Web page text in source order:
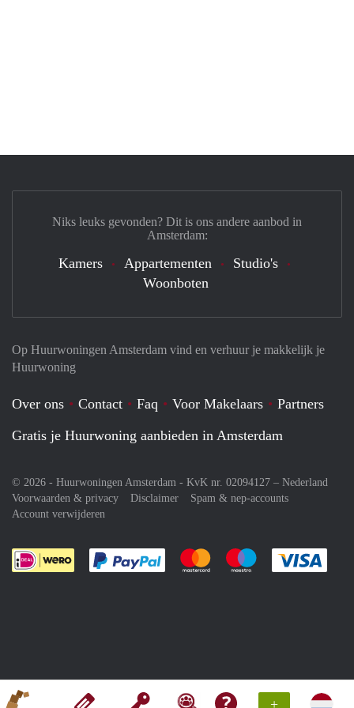
+
Op Huurwoningen Amsterdam vind en verhuur je makkelijk je
Huurwoning
Over ons Contact Faq Voor Makelaars
Partners
Gratis je Huurwoning aanbieden in Amsterdam
© 2026 - Huurwoningen Amsterdam - KvK nr. 02094127 – Nederland
Voorwaarden & privacy
Disclaimer
Spam & nep-accounts
Account verwijderen
Je rekent gemakkelijk af met Paypal
Je rekent gemakkelijk af met
Je rekent
Niks leuks gevonden? Dit is ons andere aanbod in
Amsterdam:
Kamers Appartementen
Studio's
Woonboten